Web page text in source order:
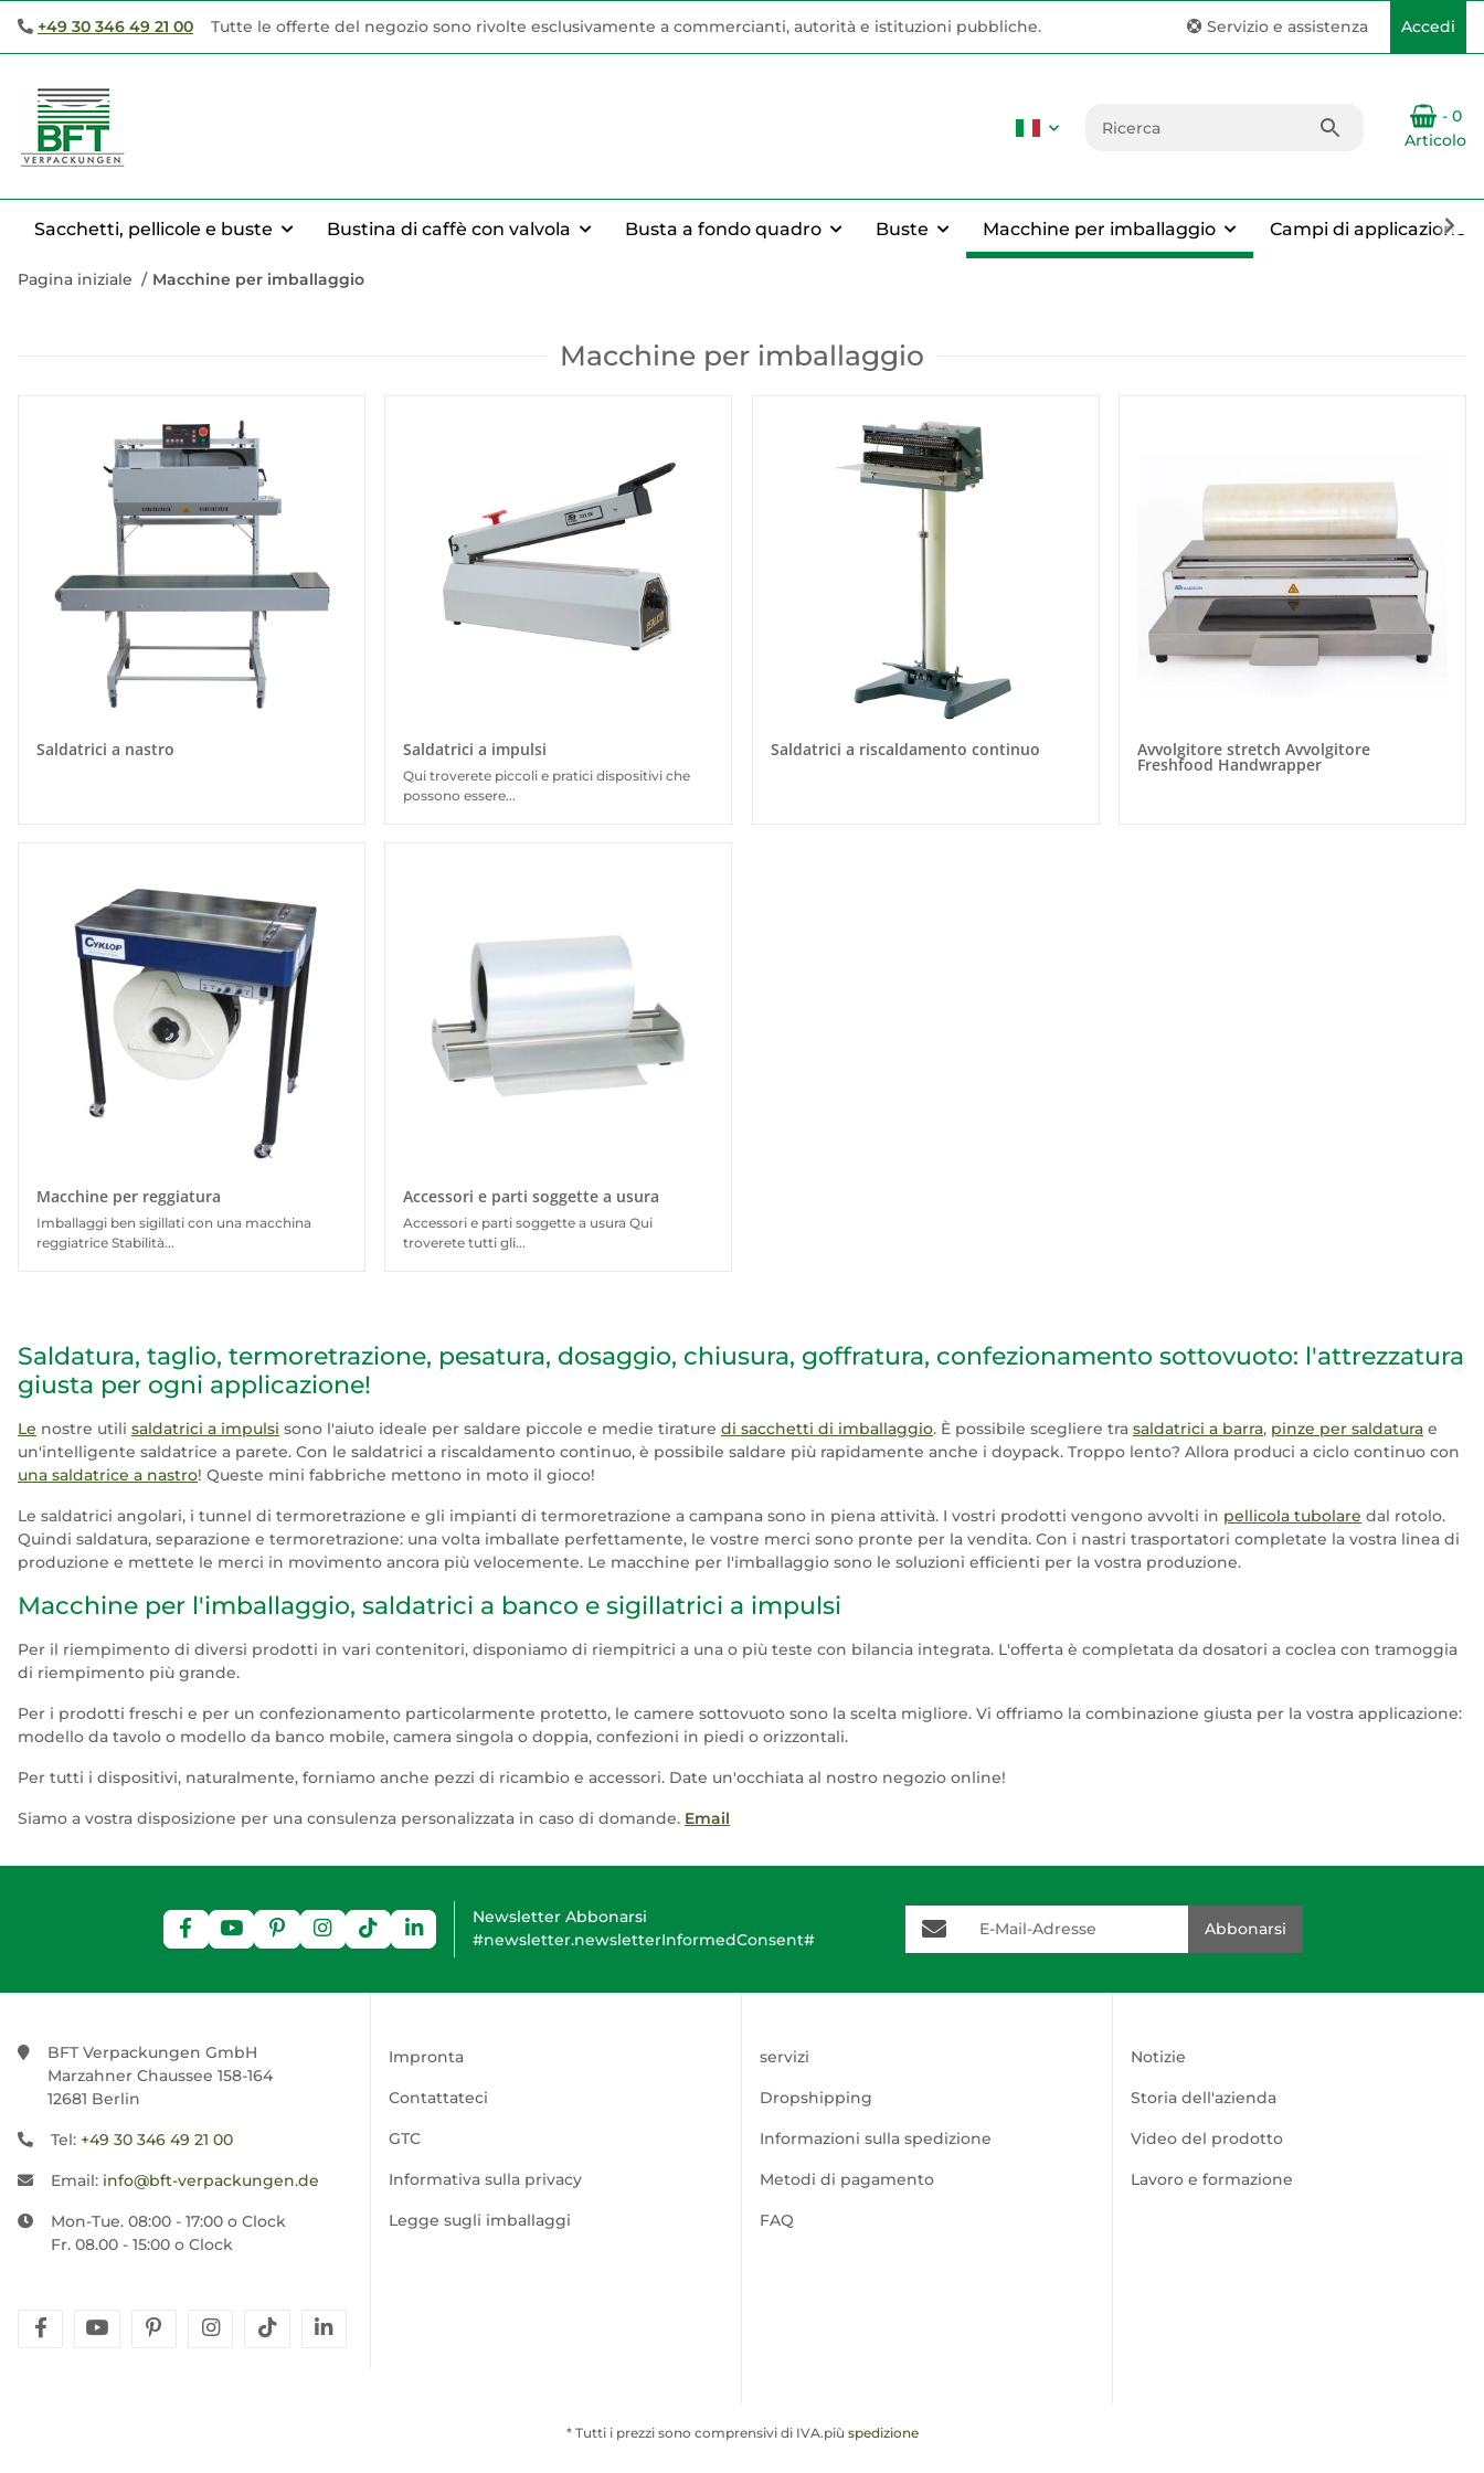
+49 30 346 49 21 00 Tutte le offerte del negozio sono rivolte esclusivamente a commercianti, autorità e istituzioni pubbliche. Servizio e assistenza Accedi
- 0
Articolo
Sacchetti, pellicole e buste Bustina di caffè con valvola Busta a fondo quadro Buste Macchine per imballaggio Campi di applicazione
Pagina iniziale Macchine per imballaggio
Macchine per imballaggio
Saldatrici a nastro Saldatrici a impulsi
Qui troverete piccoli e pratici dispositivi che
possono essere...
Saldatrici a riscaldamento continuo Avvolgitore stretch Avvolgitore
Freshfood Handwrapper
Macchine per reggiatura
Imballaggi ben sigillati con una macchina
reggiatrice Stabilità...
Accessori e parti soggette a usura
Accessori e parti soggette a usura Qui
troverete tutti gli...
Saldatura, taglio, termoretrazione, pesatura, dosaggio, chiusura, goffratura, confezionamento sottovuoto: l'attrezzatura
giusta per ogni applicazione!
Le nostre utili saldatrici a impulsi sono l'aiuto ideale per saldare piccole e medie tirature di sacchetti di imballaggio. È possibile scegliere tra saldatrici a barra, pinze per saldatura e
un'intelligente saldatrice a parete. Con le saldatrici a riscaldamento continuo, è possibile saldare più rapidamente anche i doypack. Troppo lento? Allora produci a ciclo continuo con
una saldatrice a nastro! Queste mini fabbriche mettono in moto il gioco!
Le saldatrici angolari, i tunnel di termoretrazione e gli impianti di termoretrazione a campana sono in piena attività. I vostri prodotti vengono avvolti in pellicola tubolare dal rotolo.
Quindi saldatura, separazione e termoretrazione: una volta imballate perfettamente, le vostre merci sono pronte per la vendita. Con i nastri trasportatori completate la vostra linea di
produzione e mettete le merci in movimento ancora più velocemente. Le macchine per l'imballaggio sono le soluzioni efficienti per la vostra produzione.
Macchine per l'imballaggio, saldatrici a banco e sigillatrici a impulsi
Per il riempimento di diversi prodotti in vari contenitori, disponiamo di riempitrici a una o più teste con bilancia integrata. L'offerta è completata da dosatori a coclea con tramoggia
di riempimento più grande.
Per i prodotti freschi e per un confezionamento particolarmente protetto, le camere sottovuoto sono la scelta migliore. Vi offriamo la combinazione giusta per la vostra applicazione:
modello da tavolo o modello da banco mobile, camera singola o doppia, confezioni in piedi o orizzontali.
Per tutti i dispositivi, naturalmente, forniamo anche pezzi di ricambio e accessori. Date un'occhiata al nostro negozio online!
Siamo a vostra disposizione per una consulenza personalizzata in caso di domande. Email
Newsletter Abbonarsi
#newsletter.newsletterInformedConsent#
E-Mail-Adresse
Abbonarsi
BFT Verpackungen GmbH
Marzahner Chaussee 158-164
12681 Berlin
Tel: +49 30 346 49 21 00
Email: info@bft-verpackungen.de
Mon-Tue. 08:00 - 17:00 o Clock
Fr. 08.00 - 15:00 o Clock
facebookyoutubepinterestinstagram
tiktok
Impronta
Contattateci
GTC
Informativa sulla privacy
Legge sugli imballaggi
servizi
Dropshipping
Informazioni sulla spedizione
Metodi di pagamento
FAQ
Notizie
Storia dell'azienda
Video del prodotto
Lavoro e formazione
* Tutti i prezzi sono comprensivi di IVA.più spedizione